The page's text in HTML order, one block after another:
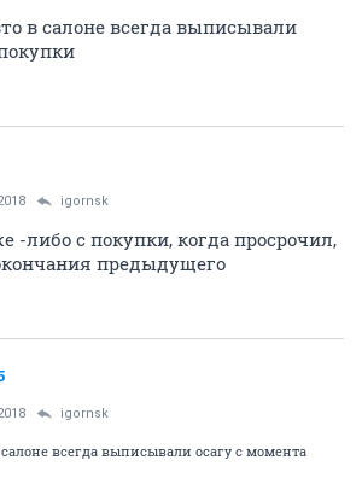
в салоне всегда выписывали
igornsk
-либо с покупки, когда просрочил,
предыдущего
igornsk
всегда выписывали осагу с момента